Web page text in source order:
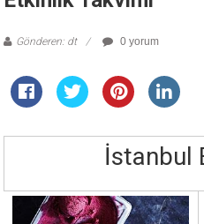
Gönderen: dt 0 yorum
İstanbul